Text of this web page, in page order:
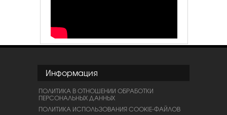
Информация
ПОЛИТИКА В ОТНОШЕНИИ ОБРАБОТКИ
ПЕРСОНАЛЬНЫХ ДАННЫХ
ПОЛИТИКА ИСПОЛЬЗОВАНИЯ COOKIE-ФАЙЛОВ